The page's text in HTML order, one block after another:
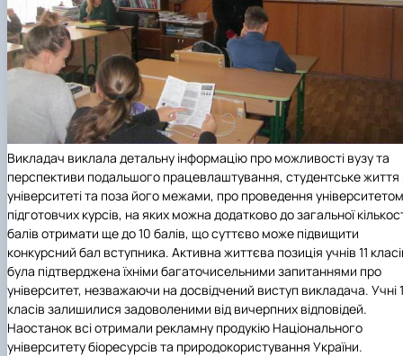
Викладач виклала детальну інформацію про можливості вузу та
перспективи подальшого працевлаштування, студентське життя
університеті та поза його межами, про проведення університетом
підготовчих курсів, на яких можна додатково до загальної
балів отримати ще до 10 балів, що суттєво може підвищити
конкурсний бал вступника. Активна життєва позиція учнів 11
була підтверджена їхніми багаточисельними запитаннями про
університет, незважаючи на досвідчений виступ викладача. Учні
класів залишилися задоволеними від вичерпних відповідей.
Наостанок всі отримали рекламну продукію Національного
університету біоресурсів та природокористування України.